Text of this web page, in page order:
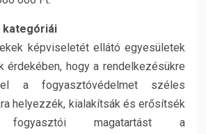
kategóriái
képviseletét ellátó egyesületek
érdekében, hogy a rendelkezésükre
a fogyasztóvédelmet széles
helyezzék, kialakítsák és erősítsék
magatartást a